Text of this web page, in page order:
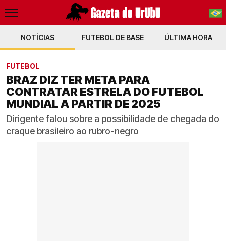
PT-BR
NOTÍCIAS FUTEBOL DE BASE ÚLTIMA HORA
FUTEBOL
BRAZ DIZ TER META PARA
CONTRATAR ESTRELA DO FUTEBOL
MUNDIAL A PARTIR DE 2025
Dirigente falou sobre a possibilidade de chegada do
craque brasileiro ao rubro-negro